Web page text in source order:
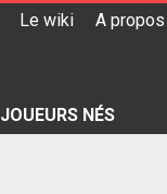
Le wiki A propos
JOUEURS NÉS